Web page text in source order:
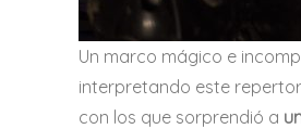
Un marco mágico e
interpretando este
con los que sorprendió a